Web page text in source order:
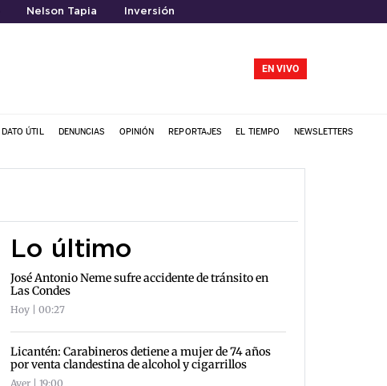
Nelson Tapia Inversión
EN VIVO
DATO ÚTIL DENUNCIAS OPINIÓN REPORTAJES EL TIEMPO NEWSLETTERS
Lo último
José Antonio Neme sufre accidente de tránsito en
Las Condes
Hoy | 00:27
Licantén: Carabineros detiene a mujer de 74 años
por venta clandestina de alcohol y cigarrillos
Ayer | 19:00